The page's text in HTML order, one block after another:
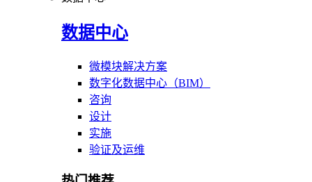
数据中心
微模块解决方案
数字化数据中心（BIM）
咨询
设计
实施
验证及运维